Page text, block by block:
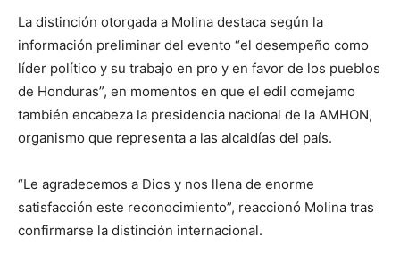
La distinción otorgada a Molina destaca según la
información preliminar del evento “el desempeño como
líder político y su trabajo en pro y en favor de los pueblos
de Honduras”, en momentos en que el edil comejamo
también encabeza la presidencia nacional de la AMHON,
organismo que representa a las alcaldías del país.
“Le agradecemos a Dios y nos llena de enorme
satisfacción este reconocimiento”, reaccionó Molina tras
confirmarse la distinción internacional.